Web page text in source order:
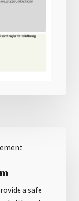
a safe